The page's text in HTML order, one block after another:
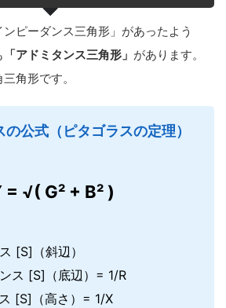
ピーダンス三角形」があったよう
「アドミタンス三角形」 があります。
角形です。
公式（ピタゴラスの定理）
= √( G² + B² )
[S]（斜辺）
ス [S]（底辺）= 1/R
[S]（高さ）= 1/X